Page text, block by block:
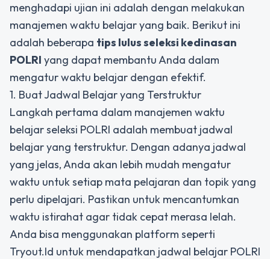
menghadapi ujian ini adalah dengan melakukan
manajemen waktu belajar yang baik. Berikut ini
adalah beberapa tips lulus seleksi kedinasan
POLRI yang dapat membantu Anda dalam
mengatur waktu belajar dengan efektif.
1. Buat Jadwal Belajar yang Terstruktur
Langkah pertama dalam manajemen waktu
belajar seleksi POLRI adalah membuat jadwal
belajar yang terstruktur. Dengan adanya jadwal
yang jelas, Anda akan lebih mudah mengatur
waktu untuk setiap mata pelajaran dan topik yang
perlu dipelajari. Pastikan untuk mencantumkan
waktu istirahat agar tidak cepat merasa lelah.
Anda bisa menggunakan platform seperti
Tryout.Id untuk mendapatkan jadwal belajar POLRI